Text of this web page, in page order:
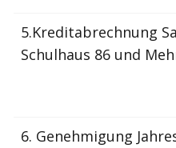
5.Kreditabrechnung
Schulhaus 86 und
6. Genehmigung